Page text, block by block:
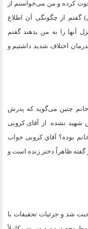
کرده و من می‌خواستم از
از چگونگی آن اطلاع
آنها را به من بدهند گفتم
اختلاف شدید داشتیم و
چنین می‌گوید که پدرش
نشده. از آقای کروبی
بوده؟ آقاي کروبی جواب
گفته ظاهراً دختر زنده است و
شد و جزئیات تحقیقات با